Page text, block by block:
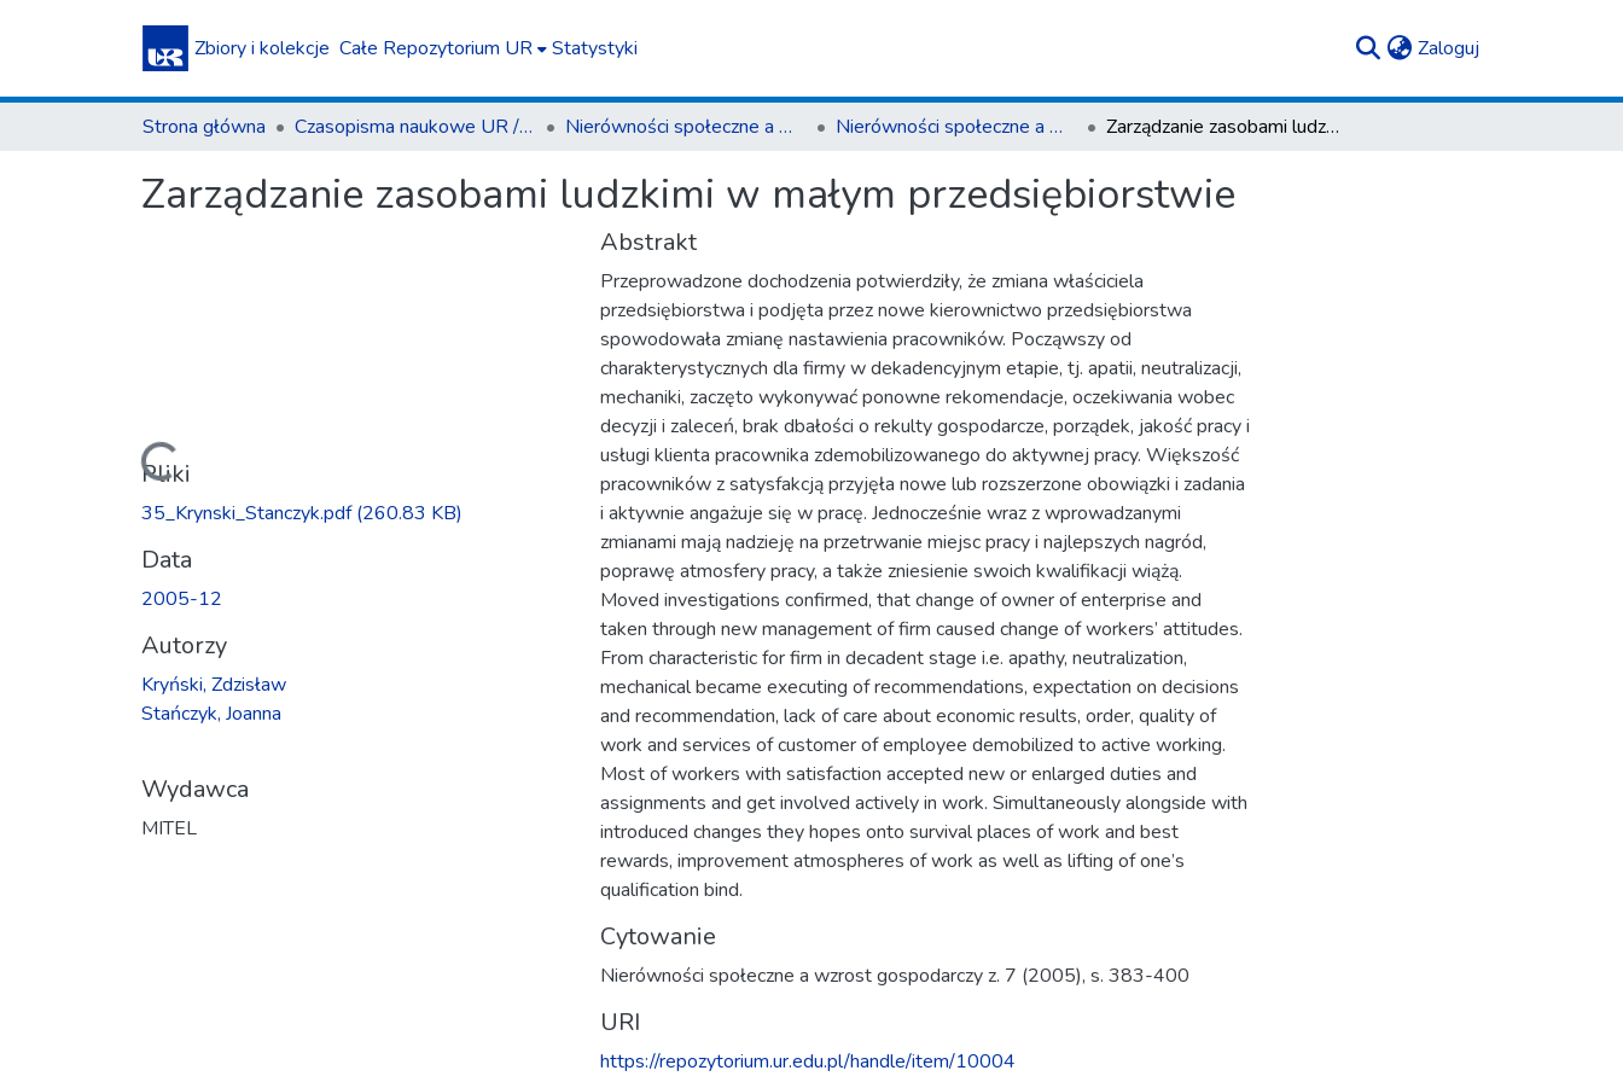
Zbiory i kolekcje Całe Repozytorium UR Statystyki Zaloguj
Strona główna Czasopisma naukowe UR / Scientific Journals Nierówności społeczne a wzrost gospodarczy Nierówności społeczne a wzrost gospodarczy z. 7 (2005) Zarządzanie zasobami ludzkimi w małym przedsiębiorstwie
Zarządzanie zasobami ludzkimi w małym przedsiębiorstwie
Ładowanie...
Pliki
35_Krynski_Stanczyk.pdf(260.83 KB)
Data
2005-12
Autorzy
Kryński, Zdzisław
Stańczyk, Joanna
Wydawca
MITEL
Abstrakt
Przeprowadzone dochodzenia potwierdziły, że zmiana właściciela
przedsiębiorstwa i podjęta przez nowe kierownictwo przedsiębiorstwa
spowodowała zmianę nastawienia pracowników. Począwszy od
charakterystycznych dla firmy w dekadencyjnym etapie, tj. apatii, neutralizacji,
mechaniki, zaczęto wykonywać ponowne rekomendacje, oczekiwania wobec
decyzji i zaleceń, brak dbałości o rekulty gospodarcze, porządek, jakość pracy i
usługi klienta pracownika zdemobilizowanego do aktywnej pracy. Większość
pracowników z satysfakcją przyjęła nowe lub rozszerzone obowiązki i zadania
i aktywnie angażuje się w pracę. Jednocześnie wraz z wprowadzanymi
zmianami mają nadzieję na przetrwanie miejsc pracy i najlepszych nagród,
poprawę atmosfery pracy, a także zniesienie swoich kwalifikacji wiążą.
Moved investigations confirmed, that change of owner of enterprise and
taken through new management of firm caused change of workers’ attitudes.
From characteristic for firm in decadent stage i.e. apathy, neutralization,
mechanical became executing of recommendations, expectation on decisions
and recommendation, lack of care about economic results, order, quality of
work and services of customer of employee demobilized to active working.
Most of workers with satisfaction accepted new or enlarged duties and
assignments and get involved actively in work. Simultaneously alongside with
introduced changes they hopes onto survival places of work and best
rewards, improvement atmospheres of work as well as lifting of one’s
qualification bind.
Cytowanie
Nierówności społeczne a wzrost gospodarczy z. 7 (2005), s. 383-400
URI
https://repozytorium.ur.edu.pl/handle/item/10004